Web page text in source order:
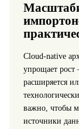
Cloud-native
упрощает рост
расширяется
важно, чтобы
источники